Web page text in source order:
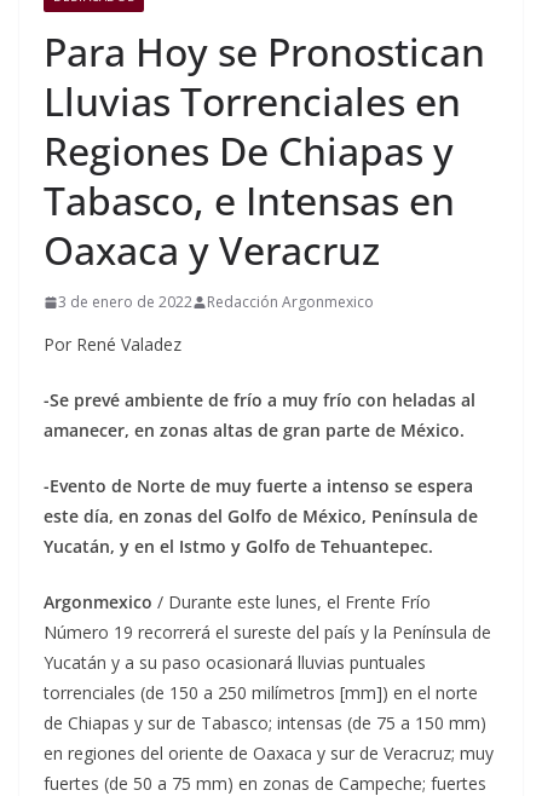
Para Hoy se Pronostican
Lluvias Torrenciales en
Regiones De Chiapas y
Tabasco, e Intensas en
Oaxaca y Veracruz
3 de enero de 2022 Redacción Argonmexico
Por René Valadez
-Se prevé ambiente de frío a muy frío con heladas al
amanecer, en zonas altas de gran parte de México.
-Evento de Norte de muy fuerte a intenso se espera
este día, en zonas del Golfo de México, Península de
Yucatán, y en el Istmo y Golfo de Tehuantepec.
Argonmexico / Durante este lunes, el Frente Frío
Número 19 recorrerá el sureste del país y la Península de
Yucatán y a su paso ocasionará lluvias puntuales
torrenciales (de 150 a 250 milímetros [mm]) en el norte
de Chiapas y sur de Tabasco; intensas (de 75 a 150 mm)
en regiones del oriente de Oaxaca y sur de Veracruz; muy
fuertes (de 50 a 75 mm) en zonas de Campeche; fuertes